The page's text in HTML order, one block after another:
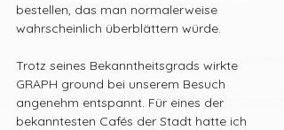
bestellen, das man normalerweise
wahrscheinlich überblättern würde.
Trotz seines Bekanntheitsgrads wirkte
GRAPH ground bei unserem Besuch
angenehm entspannt. Für eines der
bekanntesten Cafés der Stadt hatte ich